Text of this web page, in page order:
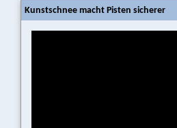
Kunstschnee macht Pisten sicherer